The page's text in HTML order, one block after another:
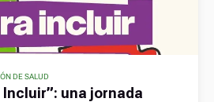
DE SALUD
una jornada